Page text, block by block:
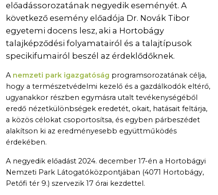
előadássorozatának negyedik eseményét. A
következő esemény előadója Dr. Novák Tibor
egyetemi docens lesz, aki a Hortobágy
talajképződési folyamatairól és a talajtípusok
specikifumairól beszél az érdeklődőknek.
A nemzeti park igazgatóság programsorozatának célja,
hogy a természetvédelmi kezelő és a gazdálkodók eltérő,
ugyanakkor részben egymásra utalt tevékenységéből
eredő nézetkülönbségek eredetét, okait, hatásait feltárja,
a közös célokat csoportosítsa, és egyben párbeszédet
alakítson ki az eredményesebb együttműködés
érdekében.
A negyedik előadást 2024. december 17-én a Hortobágyi
Nemzeti Park Látogatóközpontjában (4071 Hortobágy,
Petőfi tér 9.) szervezik 17 órai kezdettel.